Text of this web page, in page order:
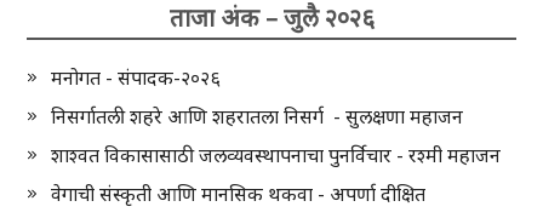
ताजा अंक – जुलै २०२६
मनोगत - संपादक-२०२६
निसर्गातली शहरे आणि शहरातला निसर्ग - सुलक्षणा महाजन
शाश्वत विकासासाठी जलव्यवस्थापनाचा पुनर्विचार - रश्मी महाजन
वेगाची संस्कृती आणि मानसिक थकवा - अपर्णा दीक्षित